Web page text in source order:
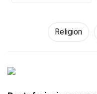
Religion